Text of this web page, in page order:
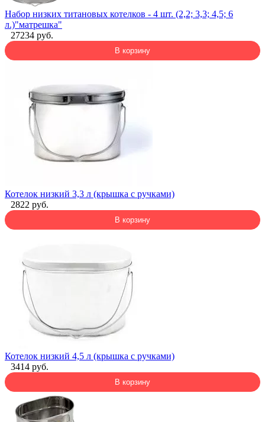
Набор низких титановых котелков - 4 шт. (2,2; 3,3; 4,5; 6
л.)"матрешка"
27234 руб.
В корзину
Котелок низкий 3,3 л (крышка с ручками)
2822 руб.
В корзину
Котелок низкий 4,5 л (крышка с ручками)
3414 руб.
В корзину